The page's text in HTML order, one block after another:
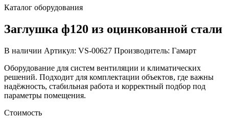
Каталог оборудования
Заглушка ф120 из оцинкованной стали
В наличии Артикул: VS-00627 Производитель: Гамарт
Оборудование для систем вентиляции и климатических
решений. Подходит для комплектации объектов, где важны
надёжность, стабильная работа и корректный подбор под
параметры помещения.
Стоимость